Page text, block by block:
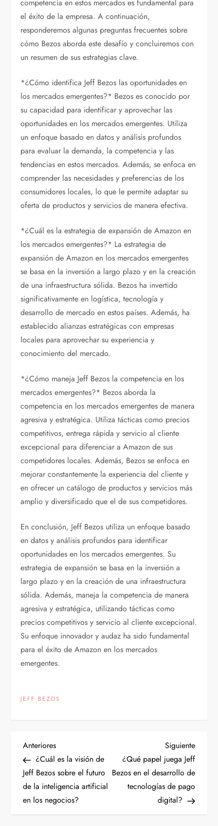
competencia en estos mercados es fundamental para
el éxito de la empresa. A continuación,
responderemos algunas preguntas frecuentes sobre
cómo Bezos aborda este desafío y concluiremos con
un resumen de sus estrategias clave.
*¿Cómo identifica Jeff Bezos las oportunidades en
los mercados emergentes?* Bezos es conocido por
su capacidad para identificar y aprovechar las
oportunidades en los mercados emergentes. Utiliza
un enfoque basado en datos y análisis profundos
para evaluar la demanda, la competencia y las
tendencias en estos mercados. Además, se enfoca en
comprender las necesidades y preferencias de los
consumidores locales, lo que le permite adaptar su
oferta de productos y servicios de manera efectiva.
*¿Cuál es la estrategia de expansión de Amazon en
los mercados emergentes?* La estrategia de
expansión de Amazon en los mercados emergentes
se basa en la inversión a largo plazo y en la creación
de una infraestructura sólida. Bezos ha invertido
significativamente en logística, tecnología y
desarrollo de mercado en estos países. Además, ha
establecido alianzas estratégicas con empresas
locales para aprovechar su experiencia y
conocimiento del mercado.
*¿Cómo maneja Jeff Bezos la competencia en los
mercados emergentes?* Bezos aborda la
competencia en los mercados emergentes de manera
agresiva y estratégica. Utiliza tácticas como precios
competitivos, entrega rápida y servicio al cliente
excepcional para diferenciar a Amazon de sus
competidores locales. Además, Bezos se enfoca en
mejorar constantemente la experiencia del cliente y
en ofrecer un catálogo de productos y servicios más
amplio y diversificado que el de sus competidores.
En conclusión, Jeff Bezos utiliza un enfoque basado
en datos y análisis profundos para identificar
oportunidades en los mercados emergentes. Su
estrategia de expansión se basa en la inversión a
largo plazo y en la creación de una infraestructura
sólida. Además, maneja la competencia de manera
agresiva y estratégica, utilizando tácticas como
precios competitivos y servicio al cliente excepcional.
Su enfoque innovador y audaz ha sido fundamental
para el éxito de Amazon en los mercados
emergentes.
JEFF BEZOS
N
a
v
Entrada
anterior
Anteriores
¿Cuál es la visión de
Jeff Bezos sobre el futuro
de la inteligencia artificial
en los negocios?
Siguiente
¿Qué papel juega Jeff
Bezos en el desarrollo de
tecnologías de pago
digital?